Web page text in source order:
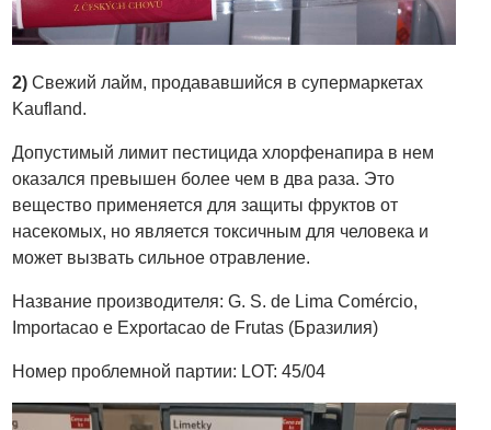
2)Свежий лайм, продававшийся в супермаркетах
Kaufland.
Допустимый лимит пестицида хлорфенапира в нем
оказался превышен более чем в два раза. Это
вещество применяется для защиты фруктов от
насекомых, но является токсичным для человека и
может вызвать сильное отравление.
Название производителя: G. S. de Lima Comércio,
Importacao e Exportacao de Frutas (Бразилия)
Номер проблемной партии: LOT: 45/04